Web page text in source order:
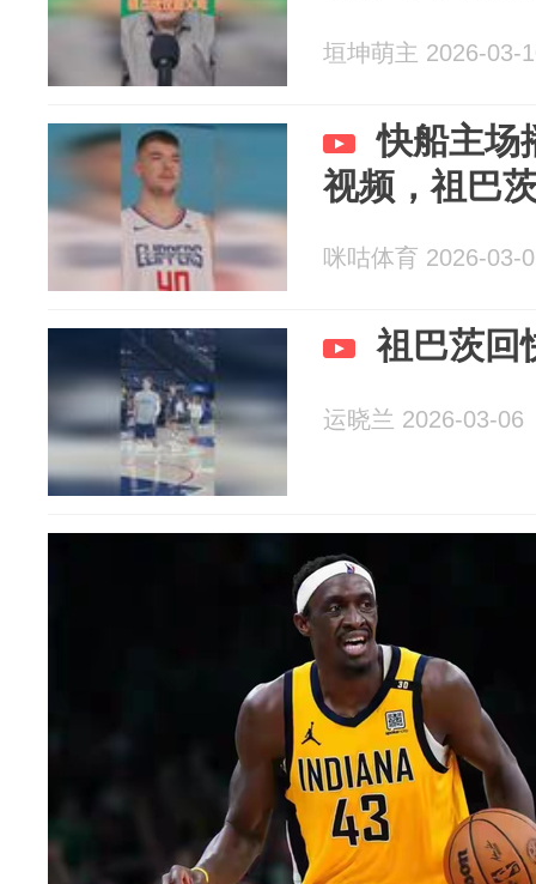
垣坤萌主 2026-03-
快船主场
视频，祖巴
咪咕体育 2026-03-
祖巴茨回
运晓兰 2026-03-06